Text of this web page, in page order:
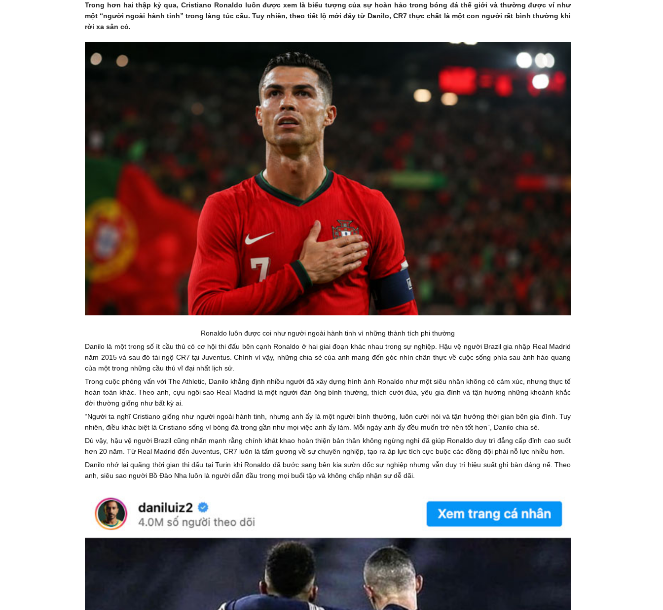
Trong hơn hai thập kỷ qua, Cristiano Ronaldo luôn được xem là biểu tượng của sự hoàn hảo trong bóng đá thế giới và thường được ví như
một “người ngoài hành tinh” trong làng túc cầu. Tuy nhiên, theo tiết lộ mới đây từ Danilo, CR7 thực chất là một con người rất bình thường khi
rời xa sân cỏ.
Ronaldo luôn được coi như người ngoài hành tinh vì những thành tích phi thường
Danilo là một trong số ít cầu thủ có cơ hội thi đấu bên cạnh Ronaldo ở hai giai đoạn khác nhau trong sự nghiệp. Hậu vệ người Brazil gia nhập Real Madrid
năm 2015 và sau đó tái ngộ CR7 tại Juventus. Chính vì vậy, những chia sẻ của anh mang đến góc nhìn chân thực về cuộc sống phía sau ánh hào quang
của một trong những cầu thủ vĩ đại nhất lịch sử.
Trong cuộc phỏng vấn với The Athletic, Danilo khẳng định nhiều người đã xây dựng hình ảnh Ronaldo như một siêu nhân không có cảm xúc, nhưng thực tế
hoàn toàn khác. Theo anh, cựu ngôi sao Real Madrid là một người đàn ông bình thường, thích cười đùa, yêu gia đình và tận hưởng những khoảnh khắc
đời thường giống như bất kỳ ai.
“Người ta nghĩ Cristiano giống như người ngoài hành tinh, nhưng anh ấy là một người bình thường, luôn cười nói và tận hưởng thời gian bên gia đình. Tuy
nhiên, điều khác biệt là Cristiano sống vì bóng đá trong gần như mọi việc anh ấy làm. Mỗi ngày anh ấy đều muốn trở nên tốt hơn”, Danilo chia sẻ.
Dù vậy, hậu vệ người Brazil cũng nhấn mạnh rằng chính khát khao hoàn thiện bản thân không ngừng nghỉ đã giúp Ronaldo duy trì đẳng cấp đỉnh cao suốt
hơn 20 năm. Từ Real Madrid đến Juventus, CR7 luôn là tấm gương về sự chuyên nghiệp, tạo ra áp lực tích cực buộc các đồng đội phải nỗ lực nhiều hơn.
Danilo nhớ lại quãng thời gian thi đấu tại Turin khi Ronaldo đã bước sang bên kia sườn dốc sự nghiệp nhưng vẫn duy trì hiệu suất ghi bàn đáng nể. Theo
anh, siêu sao người Bồ Đào Nha luôn là người dẫn đầu trong mọi buổi tập và không chấp nhận sự dễ dãi.